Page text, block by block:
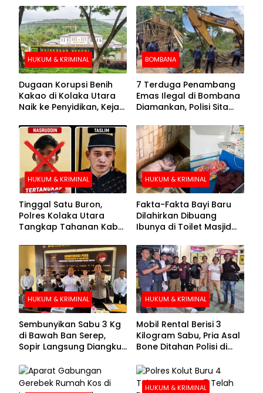
HUKUM & KRIMINAL
Dugaan Korupsi Benih
Kakao di Kolaka Utara
Naik ke Penyidikan, Kejari
BOMBANA
7 Terduga Penambang
Emas Ilegal di Bombana
Diamankan, Polisi Sita
Crusher
HUKUM & KRIMINAL
Tinggal Satu Buron,
Polres Kolaka Utara
Tangkap Tahanan Kabur
Pengejaran
HUKUM & KRIMINAL
Fakta-Fakta Bayi Baru
Dilahirkan Dibuang
Ibunya di Toilet Masjid
HUKUM & KRIMINAL
Sembunyikan Sabu 3 Kg
di Bawah Ban Serep,
Sopir Langsung Diangkut
HUKUM & KRIMINAL
Mobil Rental Berisi 3
Kilogram Sabu, Pria Asal
Bone Ditahan Polisi di
HUKUM & KRIMINAL